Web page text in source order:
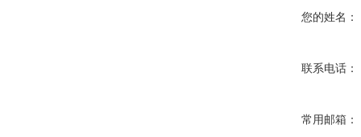
您的姓名：
联系电话：
常用邮箱：